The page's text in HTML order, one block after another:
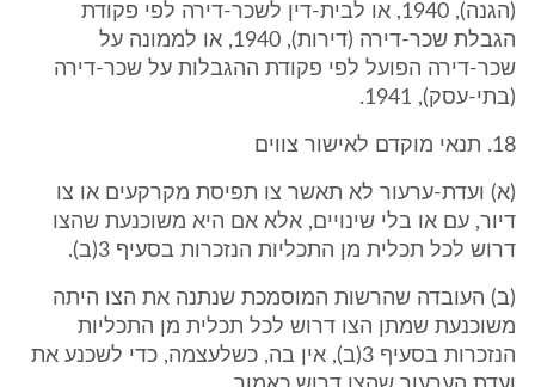
(הגנה), 1940, או לבית-דין לשכר-דירה לפי פקודת
הגבלת שכר-דירה (דירות), 1940, או לממונה על
שכר-דירה הפועל לפי פקודת ההגבלות על שכר-דירה
(בתי-עסק), 1941.
18. תנאי מוקדם לאישור צווים
(א) ועדת-ערעור לא תאשר צו תפיסת מקרקעים או צו
דיור, עם או בלי שינויים, אלא אם היא משוכנעת שהצו
דרוש לכל תכלית מן התכליות הנזכרות בסעיף 3(ב).
(ב) העובדה שהרשות המוסמכת שנתנה את הצו היתה
משוכנעת שמתן הצו דרוש לכל תכלית מן התכליות
הנזכרות בסעיף 3(ב), אין בה, כשלעצמה, כדי לשכנע את